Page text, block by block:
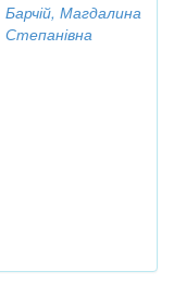
Барчій, Магдалина
Степанівна